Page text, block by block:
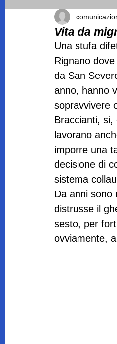
Vita da
Una stufa
Rignano
da San
anno, hanno
sopravvivere
Braccianti, si,
lavorano
imporre una
decisione di
sistema
Da anni sono
distrusse il
sesto, per
ovviamente,